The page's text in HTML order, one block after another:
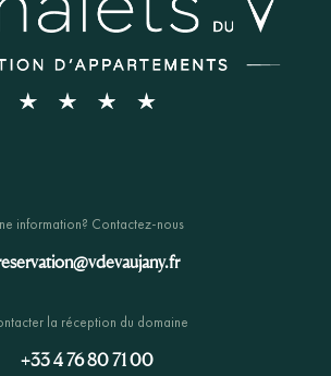
information? Contactez-nous
la réception du domaine
+33 4 76 80 71 00